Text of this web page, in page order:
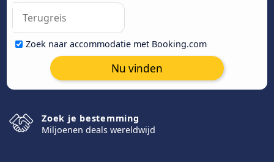
Zoek naar accommodatie met Booking.com
Nu vinden
Zoek je bestemming
Miljoenen deals wereldwijd